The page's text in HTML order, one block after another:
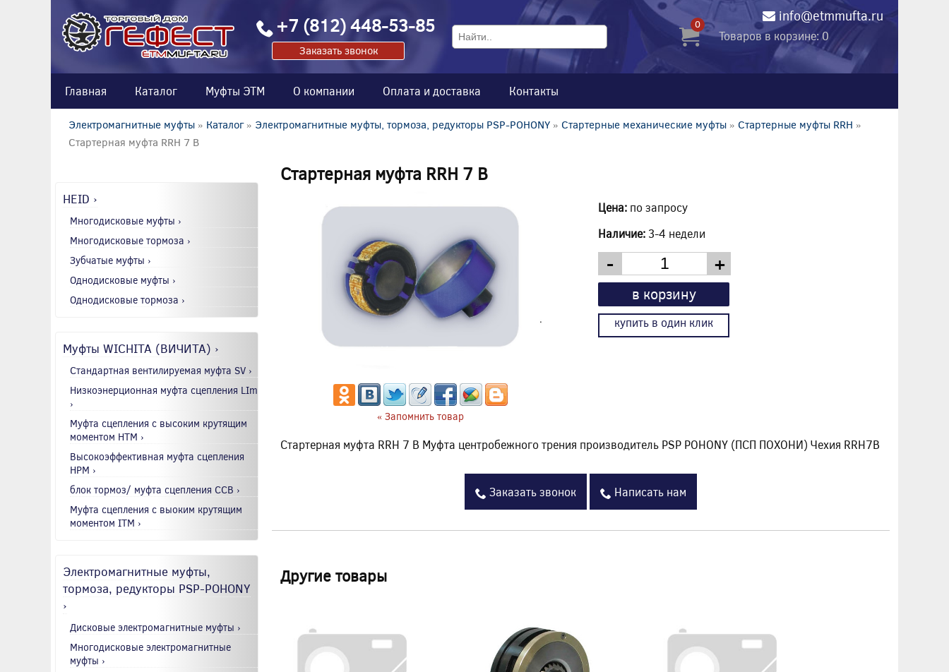
info@etmmufta.ru
+7 (812) 448-53-85
Заказать звонок
0
Товаров в корзине: 0
Главная Каталог Муфты ЭТМ О компании Оплата и доставка Контакты
Электромагнитные муфты » Каталог» Электромагнитные муфты, тормоза, редукторы PSP-POHONY » Стартерные механические муфты » Стартерные муфты RRH »
Стартерная муфта RRH 7 B
HEID ›
Многодисковые муфты ›
Многодисковые тормоза ›
Зубчатые муфты ›
Однодисковые муфты ›
Однодисковые тормоза ›
Муфты WICHITA (ВИЧИТА) ›
Стандартная вентилируемая муфта SV ›
Низкоэнерционная муфта сцепления LIm
›
Муфта сцепления с высоким крутящим
моментом HTM ›
Высокоэффективная муфта сцепления
HPM ›
блок тормоз/ муфта сцепления CCB ›
Муфта сцепления с выоким крутящим
моментом ITM ›
Электромагнитные муфты,
тормоза, редукторы PSP-POHONY
›
Дисковые электромагнитные муфты ›
Многодисковые электромагнитные
муфты ›
Стартерная муфта RRH 7 B
« Запомнить товар
Цена: по запросу
Наличие: 3-4 недели
- +
в корзину
купить в один клик
Стартерная муфта RRH 7 B Муфта центробежного трения производитель PSP POHONY (ПСП ПОХОНИ) Чехия RRH7B
Заказать звонок Написать нам
Другие товары